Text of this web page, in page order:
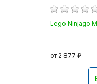
Lego Ninjago
от 2 877 ₽